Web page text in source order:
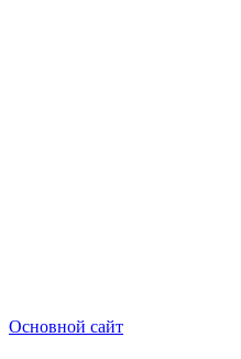
Основной сайт